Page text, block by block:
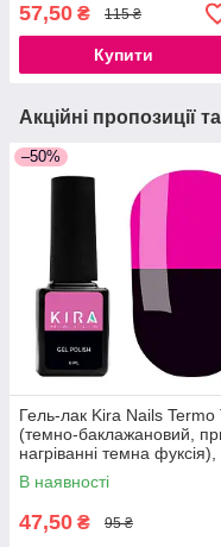
57,50 ₴ 115 ₴
Купити
Акційні пропозиції
–50%
Гель-лак Kira Nails Termo
(темно-баклажановий,
нагріванні темна фуксія),
мл
В наявності
47,50 ₴ 95 ₴